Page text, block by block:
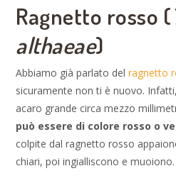
Ragnetto rosso (
althaeae)
Abbiamo già parlato delragnetto
sicuramente non ti è nuovo.
acaro grande circa mezzo
può essere di colore rosso o
colpite dal ragnetto rosso
chiari, poi ingialliscono e muoiono.